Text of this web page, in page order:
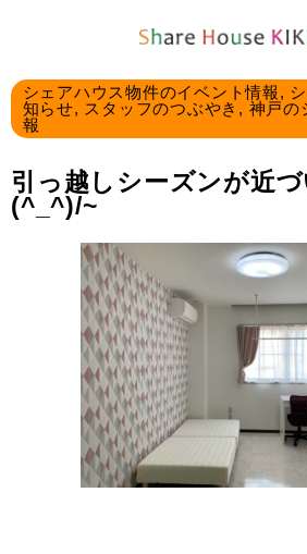
シェアハウス物件のイベント情報,
知らせ, スタッフのつぶやき , 神戸の
報
引っ越しシーズンが近
(^_^)/~